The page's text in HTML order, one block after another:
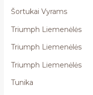
Šortukai Vyrams
Triumph Liemenėlės
Triumph Liemenėlės
Triumph Liemenėlės
Tunika